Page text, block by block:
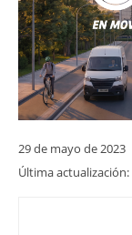
29 de mayo de 2023
Última actualización: